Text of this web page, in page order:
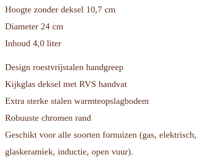
Hoogte zonder deksel 10,7 cm
Diameter 24 cm
Inhoud 4,0 liter
Design roestvrijstalen handgreep
Kijkglas deksel met RVS handvat
Extra sterke stalen warmteopslagbodem
Robuuste chromen rand
Geschikt voor alle soorten fornuizen (gas, elektrisch,
glaskeramiek, inductie, open vuur).